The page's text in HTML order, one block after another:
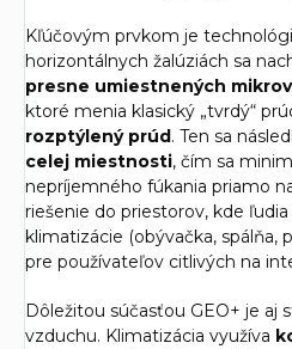
Kľúčovým prvkom je
horizontálnych žalúziách sa
presne umiestnených
ktoré menia klasický „tvrdý“
rozptýlený prúd. Ten sa
celej miestnosti, čím sa
nepríjemného fúkania priamo
riešenie do priestorov, kde
klimatizácie (obývačka, spálňa,
pre používateľov citlivých na
Dôležitou súčasťou GEO+ je aj
vzduchu. Klimatizácia využíva